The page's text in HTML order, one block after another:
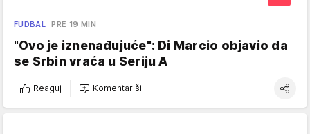
FUDBAL PRE 19 MIN
"Ovo je iznenađujuće": Di Marcio objavio da
se Srbin vraća u Seriju A
Reaguj Komentariši